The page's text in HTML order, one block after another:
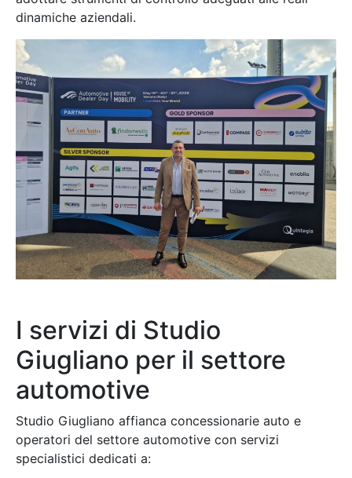
dinamiche aziendali.
I servizi di Studio
Giugliano per il settore
automotive
Studio Giugliano affianca concessionarie auto e
operatori del settore automotive con servizi
specialistici dedicati a: